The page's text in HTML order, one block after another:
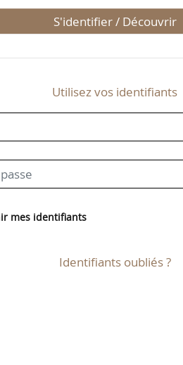
S'identifier / Découvrir
Utilisez vos identifiants
mes identifiants
Identifiants oubliés ?